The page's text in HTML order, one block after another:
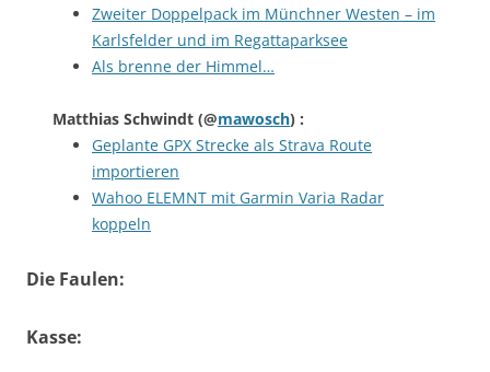
Zweiter Doppelpack im Münchner Westen – im
Karlsfelder und im Regattaparksee
Als brenne der Himmel…
Matthias Schwindt (@mawosch) :
Geplante GPX Strecke als Strava Route
importieren
Wahoo ELEMNT mit Garmin Varia Radar
koppeln
Die Faulen:
Kasse: